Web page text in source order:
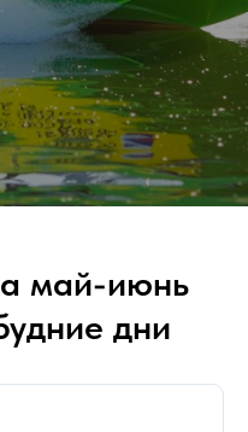
май-июнь
дни